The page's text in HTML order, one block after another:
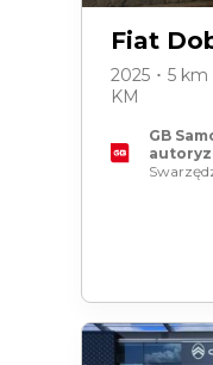
Fiat
2025 ･ 5 km
KM
GB